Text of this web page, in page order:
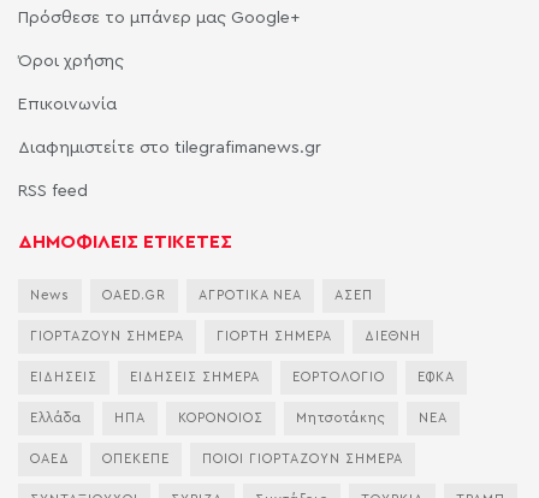
Πρόσθεσε το μπάνερ μας Google+
Όροι χρήσης
Επικοινωνία
Διαφημιστείτε στο tilegrafimanews.gr
RSS feed
ΔΗΜΟΦΙΛΕΙΣ ΕΤΙΚΕΤΕΣ
News OAED.GR ΑΓΡΟΤΙΚΑ ΝΕΑ ΑΣΕΠ
ΓΙΟΡΤΑΖΟΥΝ ΣΗΜΕΡΑ ΓΙΟΡΤΗ ΣΗΜΕΡΑ ΔΙΕΘΝΗ
ΕΙΔΗΣΕΙΣ ΕΙΔΗΣΕΙΣ ΣΗΜΕΡΑ ΕΟΡΤΟΛΟΓΙΟ ΕΦΚΑ
Ελλάδα ΗΠΑ ΚΟΡΟΝΟΙΟΣ Μητσοτάκης ΝΕΑ
ΟΑΕΔ ΟΠΕΚΕΠΕ ΠΟΙΟΙ ΓΙΟΡΤΑΖΟΥΝ ΣΗΜΕΡΑ